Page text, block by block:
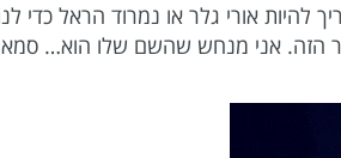
להיות אורי גלר או נמרוד הראל
הזה. אני מנחש שהשם שלו הוא…